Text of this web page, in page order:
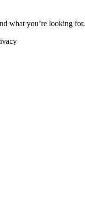
what you’re looking for.